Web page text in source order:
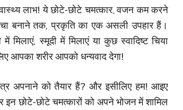
लाभ! ये छोटे-छोटे चमत्कार, वजन कम करने
बनाने तक, प्रकृति का एक असली उपहार हैं।
मिलाएं, स्मूदी में मिलाएं या कुछ स्वादिष्ट चिया
आपका शरीर आपको धन्यवाद देगा!
अपनाने को तैयार हैं? और इसीलिए हम! आइए
छोटे-छोटे चमत्कारों को अपने भोजन में शामिल